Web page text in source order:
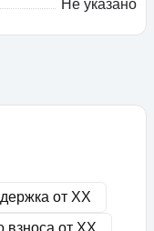
Не указано
от XX
взноса от XX